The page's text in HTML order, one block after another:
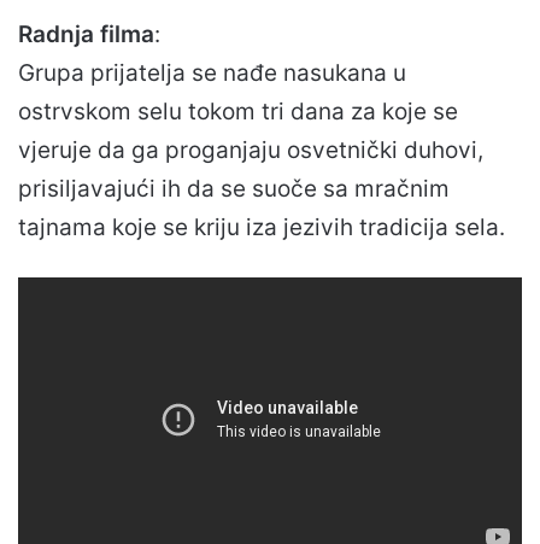
Radnja filma:
Grupa prijatelja se nađe nasukana u
ostrvskom selu tokom tri dana za koje se
vjeruje da ga proganjaju osvetnički duhovi,
prisiljavajući ih da se suoče sa mračnim
tajnama koje se kriju iza jezivih tradicija sela.